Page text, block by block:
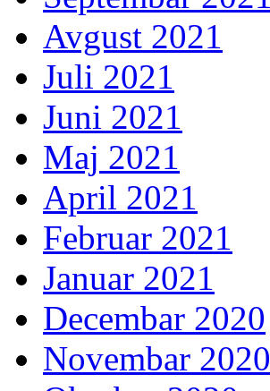
Avgust 2021
Juli 2021
Juni 2021
Maj 2021
April 2021
Februar 2021
Januar 2021
Decembar 2020
Novembar 2020